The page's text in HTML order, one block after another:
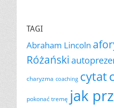
TAGI
Abraham Lincoln
Różański
charyzma coaching cytat
pokonać tremę jak